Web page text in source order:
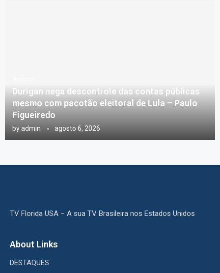
Durigan nega descontrole das contas públicas
mesmo com pacotão eleitoral de Lula – Paulo
Figueiredo
by admin agosto 6, 2026
TV Florida USA – A sua TV Brasileira nos Estados Unidos
About Links
DESTAQUES